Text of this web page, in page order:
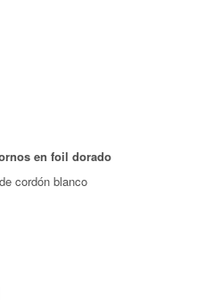
en foil dorado
cordón blanco